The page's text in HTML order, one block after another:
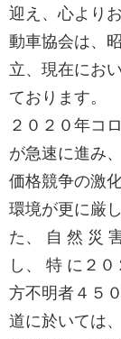
迎え、心より
動車協会は、
立、現在にお
ております。
２０２０年コ
が急速に進み
価格競争の激
環境が更に厳
た、 自 然 災
し、 特 に２
方不明者４５
道に於いては